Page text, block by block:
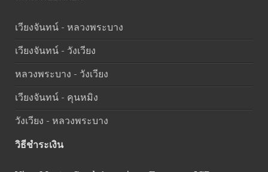
เวียงจันทน์ - หลวงพระบาง
เวียงจันทน์ - วังเวียง
หลวงพระบาง - วังเวียง
เวียงจันทน์ - คุนหมิง
วังเวียง - หลวงพระบาง
วิธีชำระเงิน